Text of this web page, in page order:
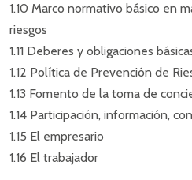
1.10 Marco normativo básico en
riesgos
1.11 Deberes y obligaciones
1.12 Política de Prevención de
1.13 Fomento de la toma de
1.14 Participación, información,
1.15 El empresario
1.16 El trabajador